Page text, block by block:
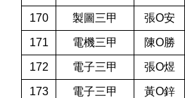
170 製圖三甲 張O安
171 電機三甲 陳O勝
172 電子三甲 張O煜
173 電子三甲 黃O鋅